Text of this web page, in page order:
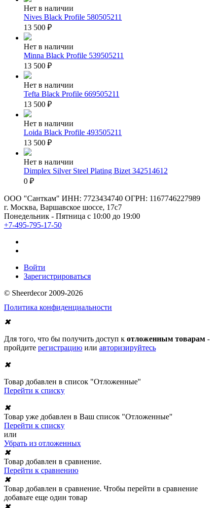
Нет в наличии
Nives Black Profile 580505211
13 500 ₽
Нет в наличии
Minna Black Profile 539505211
13 500 ₽
Нет в наличии
Tefta Black Profile 669505211
13 500 ₽
Нет в наличии
Loida Black Profile 493505211
13 500 ₽
Нет в наличии
Dimplex Silver Steel Plating Bizet 342514612
0 ₽
ООО "Санткам" ИНН: 7723434740 ОГРН: 1167746227989
г. Москва, Варшавское шоссе, 17с7
Понедельник - Пятница с 10:00 до 19:00
+7-495-795-17-50
Войти
Зарегистрироваться
© Sheerdecor 2009-2026
Политика конфиденциальности
✖
Для того, что бы получить доступ к отложенным товарам -
пройдите регистрацию или авторизируйтесь
✖
Товар добавлен в список "Отложенные"
Перейти к списку
✖
Товар уже добавлен в Ваш список "Отложенные"
Перейти к списку
или
Убрать из отложенных
✖
Товар добавлен в сравнение.
Перейти к сравнению
✖
Товар добавлен в сравнение. Чтобы перейти в сравнение
добавьте еще один товар